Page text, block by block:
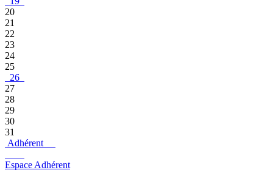
20
21
22
23
24
25
26
27
28
29
30
31
Adhérent
Espace Adhérent